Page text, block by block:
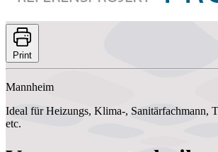
Print
Mannheim
Ideal für Heizungs, Klima-, Sanitärfachmann,
etc.